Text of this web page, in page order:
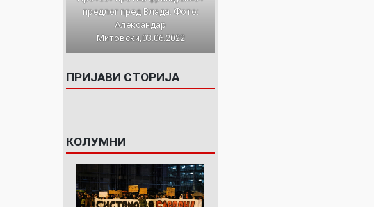
предлог пред Влада. Фото:
Александар
Митовски,03.06.2022
ПРИЈАВИ СТОРИЈА
КОЛУМНИ